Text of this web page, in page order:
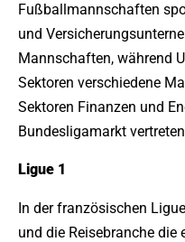
Fußballmannschaften
und
Mannschaften, während
Sektoren verschiedene
Sektoren Finanzen und
Bundesligamarkt
Ligue 1
In der französischen
und die Reisebranche